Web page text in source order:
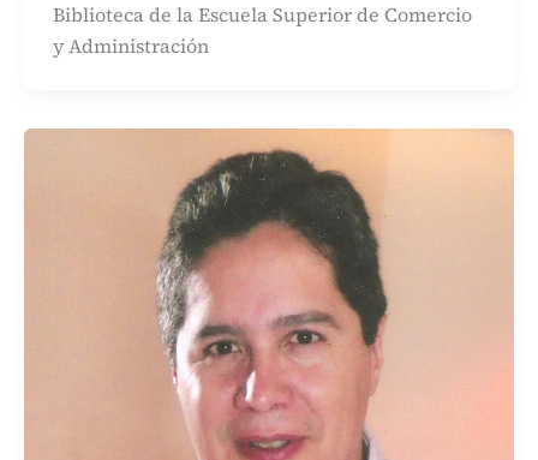
Biblioteca de la Escuela Superior de Comercio
y Administración